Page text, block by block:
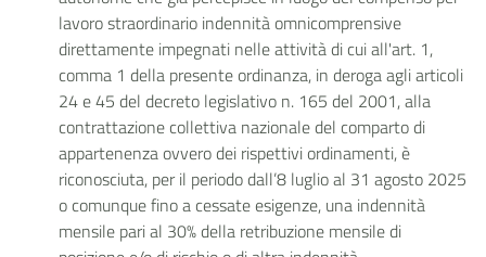
lavoro straordinario indennità omnicomprensive
direttamente impegnati nelle attività di cui all'art. 1,
comma 1 della presente ordinanza, in deroga agli articoli
24 e 45 del decreto legislativo n. 165 del 2001, alla
contrattazione collettiva nazionale del comparto di
appartenenza ovvero dei rispettivi ordinamenti, è
riconosciuta, per il periodo dall’8 luglio al 31 agosto 2025
o comunque fino a cessate esigenze, una indennità
mensile pari al 30% della retribuzione mensile di